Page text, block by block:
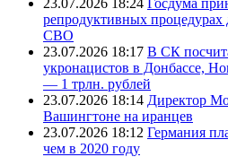
репродуктивных процедурах
СВО
23.07.2026 18:17 В СК
укронацистов в Донбассе,
— 1 трлн. рублей
23.07.2026 18:14 Директор
Вашингтоне на иранцев
23.07.2026 18:12 Германия
чем в 2020 году